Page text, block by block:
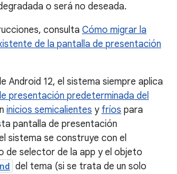
o será no deseada.
consulta Cómo migrar la
de la pantalla de presentación
Android 12, el sistema siempre aplica
presentación predeterminada del
inicios semicalientes y fríos para
pantalla de presentación
sistema se construye con el
de selector de la app y el objeto
del tema (si se trata de un solo